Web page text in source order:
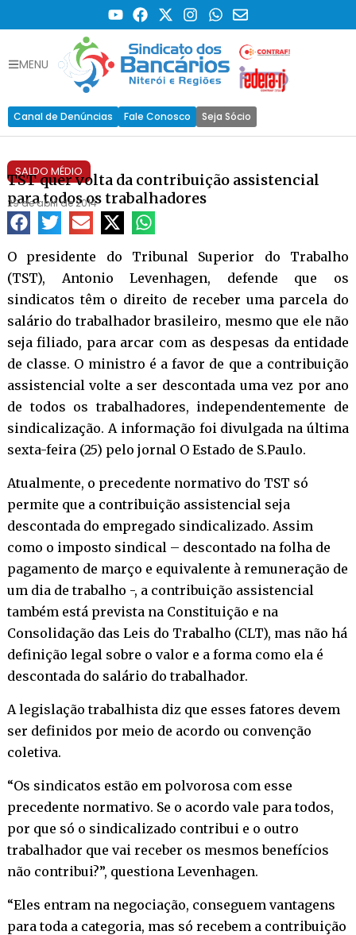
MENU
Canal de Denúncias Fale Conosco Seja Sócio
SALDO MÉDIO
TST quer volta da contribuição assistencial
para todos os trabalhadores
29 de abril de 2014
O presidente do Tribunal Superior do Trabalho
(TST), Antonio Levenhagen, defende que os
sindicatos têm o direito de receber uma parcela do
salário do trabalhador brasileiro, mesmo que ele não
seja filiado, para arcar com as despesas da entidade
de classe. O ministro é a favor de que a contribuição
assistencial volte a ser descontada uma vez por ano
de todos os trabalhadores, independentemente de
sindicalização. A informação foi divulgada na última
sexta-feira (25) pelo jornal O Estado de S.Paulo.
Atualmente, o precedente normativo do TST só
permite que a contribuição assistencial seja
descontada do empregado sindicalizado. Assim
como o imposto sindical – descontado na folha de
pagamento de março e equivalente à remuneração de
um dia de trabalho -, a contribuição assistencial
também está prevista na Constituição e na
Consolidação das Leis do Trabalho (CLT), mas não há
definição legal sobre o valor e a forma como ela é
descontada do salário do trabalhador.
A legislação trabalhista diz que esses fatores devem
ser definidos por meio de acordo ou convenção
coletiva.
“Os sindicatos estão em polvorosa com esse
precedente normativo. Se o acordo vale para todos,
por que só o sindicalizado contribui e o outro
trabalhador que vai receber os mesmos benefícios
não contribui?”, questiona Levenhagen.
“Eles entram na negociação, conseguem vantagens
para toda a categoria, mas só recebem a contribuição